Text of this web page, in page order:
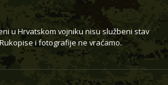
u Hrvatskom vojniku nisu službeni stav
i fotografije ne vraćamo.